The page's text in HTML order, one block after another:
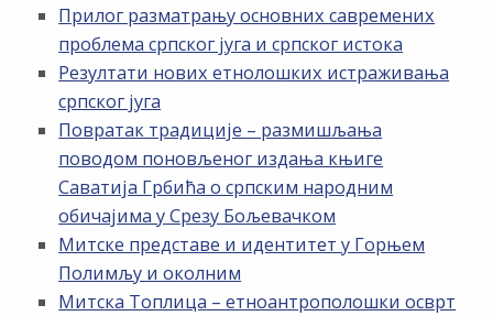
Прилог разматрању основних савремених
проблема српског југа и српског истока
Резултати нових етнолошких истраживања
српског југа
Повратак традиције – размишљања
поводом поновљеног издања књиге
Саватија Грбића о српским народним
обичајима у Срезу Бољевачком
Митске представе и идентитет у Горњем
Полимљу и околним
Митска Топлица – етноантрополошки осврт